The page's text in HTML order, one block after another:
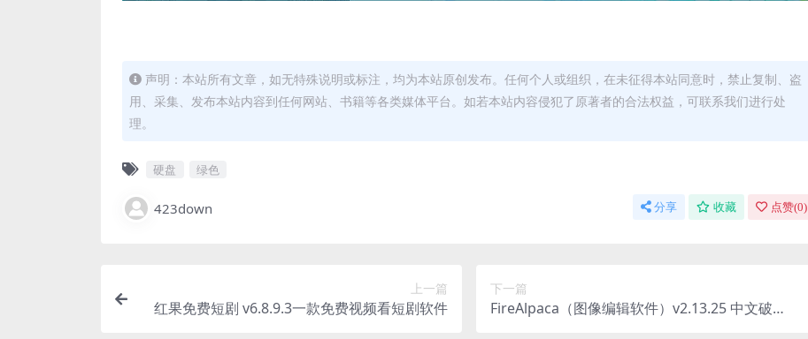
声明：本站所有文章，如无特殊说明或标注，均为本站原创发布。任何个人或组织，在未征得本站同意时，禁止复制、盗
用、采集、发布本站内容到任何网站、书籍等各类媒体平台。如若本站内容侵犯了原著者的合法权益，可联系我们进行处
理。
硬盘 绿色
423down 分享 收藏 点赞(0)
上一篇
红果免费短剧 v6.8.9.3一款免费视频看短剧软件
下一篇
FireAlpaca（图像编辑软件）v2.13.25 中文破解